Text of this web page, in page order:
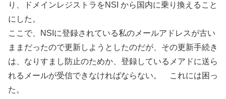
り、ドメインレジストラをNSI から国内に乗り換えること
にした。
ここで、NSIに登録されている私のメールアドレスが古い
ままだったので更新しようとしたのだが、その更新手続き
は、なりすまし防止のためか、登録しているメアドに送ら
れるメールが受信できなければならない。 これには困っ
た。